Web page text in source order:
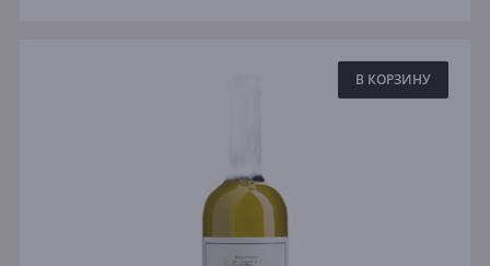
В КОРЗИНУ